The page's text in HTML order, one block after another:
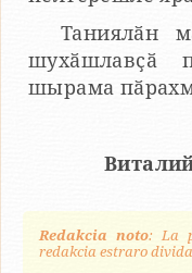
Таниялӑн
шухӑшлавҫӑ
шырама
Redakcia noto: La
redakcia estraro